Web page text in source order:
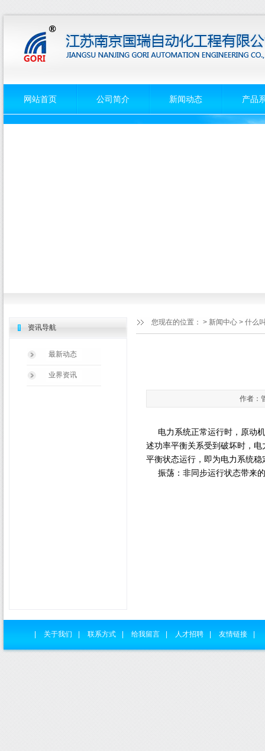
网站首页 公司简介 新闻动态 产品
您现在的位置： > 新闻中心 > 什么
资讯导航
最新动态
业界资讯
作者：
电力系统正常运行时，原动机
述功率平衡关系受到破坏时，
平衡状态运行，即为电力系统
振荡：非同步运行状态带来
关于我们 联系方式 给我留言 人才招聘 友情链接